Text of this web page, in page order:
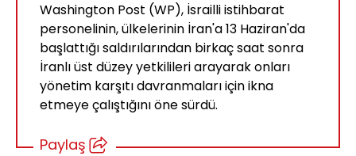
Washington Post (WP), İsrailli istihbarat
personelinin, ülkelerinin İran'a 13 Haziran'da
başlattığı saldırılarından birkaç saat sonra
İranlı üst düzey yetkilileri arayarak onları
yönetim karşıtı davranmaları için ikna
etmeye çalıştığını öne sürdü.
Paylaş